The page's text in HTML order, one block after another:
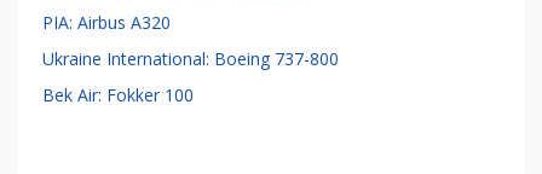
PIA: Airbus A320
Ukraine International: Boeing 737-800
Bek Air: Fokker 100